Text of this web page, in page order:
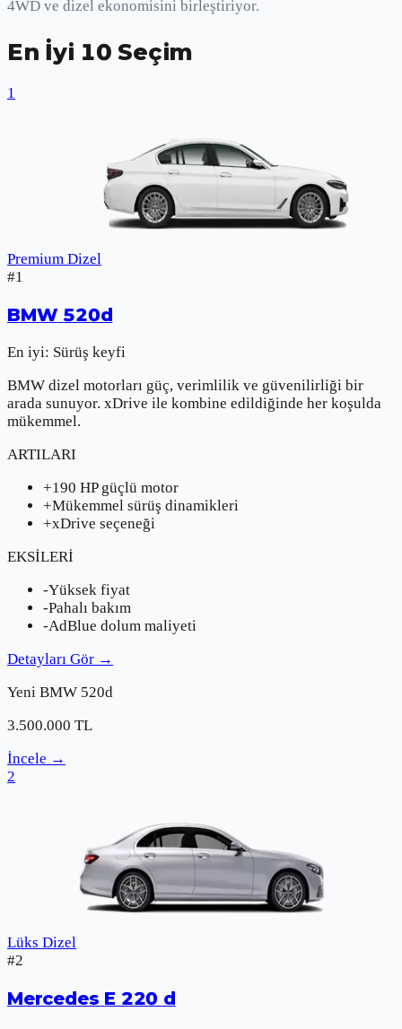
4WD ve dizel ekonomisini birleştiriyor.
En İyi 10 Seçim
1
Premium Dizel
#1
BMW 520d
En iyi: Sürüş keyfi
BMW dizel motorları güç, verimlilik ve güvenilirliği bir
arada sunuyor. xDrive ile kombine edildiğinde her koşulda
mükemmel.
ARTILARI
+190 HP güçlü motor
+Mükemmel sürüş dinamikleri
+xDrive seçeneği
EKSİLERİ
-Yüksek fiyat
-Pahalı bakım
-AdBlue dolum maliyeti
Detayları Gör →
Yeni BMW 520d
3.500.000 TL
İncele →
2
Lüks Dizel
#2
Mercedes E 220 d